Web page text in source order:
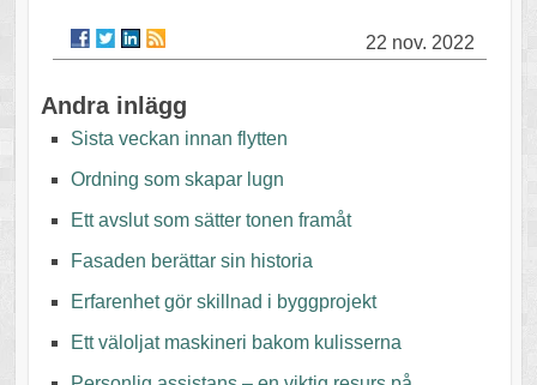
22 nov. 2022
Andra inlägg
Sista veckan innan flytten
Ordning som skapar lugn
Ett avslut som sätter tonen framåt
Fasaden berättar sin historia
Erfarenhet gör skillnad i byggprojekt
Ett väloljat maskineri bakom kulisserna